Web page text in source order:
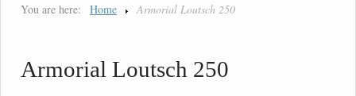
You are here: Home Armorial Loutsch 250
Armorial Loutsch 250